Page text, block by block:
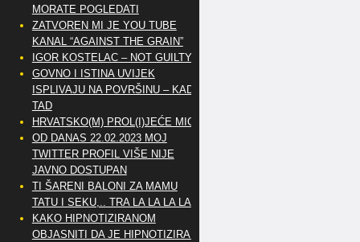
MORATE POGLEDATI
ZATVOREN MI JE YOU TUBE
KANAL “AGAINST THE GRAIN”
IGOR KOSTELAC – NOT GUILTY
GOVNO I ISTINA UVIJEK
ISPLIVAJU NA POVRŠINU – KAD
TAD
HRVATSKO(M) PROL(I)JEĆE MIG
OD DANAS 22.02.2023 MOJ
TWITTER PROFIL VIŠE NIJE
JAVNO DOSTUPAN
TI ŠARENI BALONI ZA MAMU
TATU I SEKU,.. TRA LA LA LA LA
KAKO HIPNOTIZIRANOM
OBJASNITI DA JE HIPNOTIZIRAN